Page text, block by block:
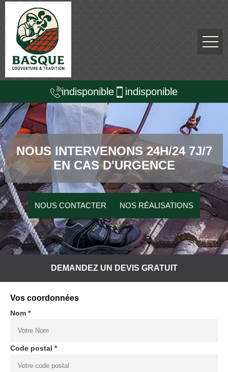
indisponible indisponible
NOUS INTERVENONS 24H/24 7J/7
EN CAS D'URGENCE
NOUS CONTACTER NOS RÉALISATIONS
DEMANDEZ UN DEVIS GRATUIT
Vos coordonnées
Nom *
Code postal *